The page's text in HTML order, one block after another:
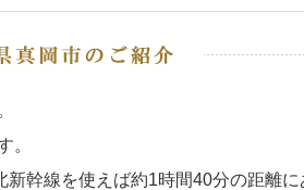
。
幹線を使えば約1時間40分の距離に